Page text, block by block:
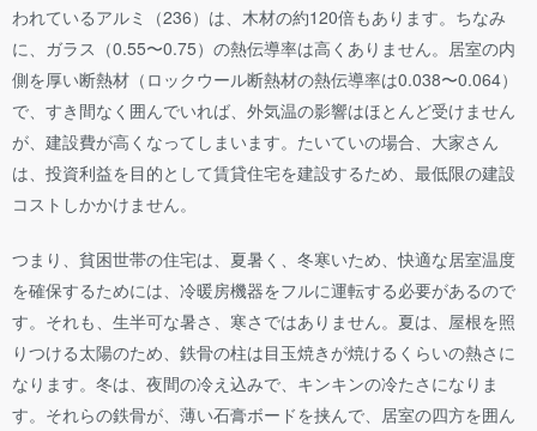
われているアルミ（236）は、木材の約120倍もあります。ちなみ
に、ガラス（0.55〜0.75）の熱伝導率は高くありません。居室の内
側を厚い断熱材（ロックウール断熱材の熱伝導率は0.038〜0.064）
で、すき間なく囲んでいれば、外気温の影響はほとんど受けません
が、建設費が高くなってしまいます。たいていの場合、大家さん
は、投資利益を目的として賃貸住宅を建設するため、最低限の建設
コストしかかけません。
つまり、貧困世帯の住宅は、夏暑く、冬寒いため、快適な居室温度
を確保するためには、冷暖房機器をフルに運転する必要があるので
す。それも、生半可な暑さ、寒さではありません。夏は、屋根を照
りつける太陽のため、鉄骨の柱は目玉焼きが焼けるくらいの熱さに
なります。冬は、夜間の冷え込みで、キンキンの冷たさになりま
す。それらの鉄骨が、薄い石膏ボードを挟んで、居室の四方を囲ん